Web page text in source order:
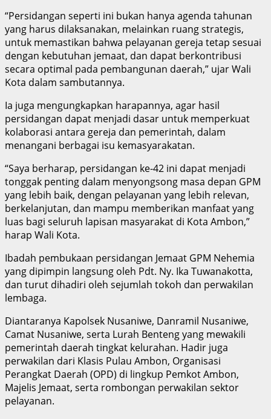
“Persidangan seperti ini bukan hanya agenda tahunan
yang harus dilaksanakan, melainkan ruang strategis,
untuk memastikan bahwa pelayanan gereja tetap sesuai
dengan kebutuhan jemaat, dan dapat berkontribusi
secara optimal pada pembangunan daerah,” ujar Wali
Kota dalam sambutannya.
Ia juga mengungkapkan harapannya, agar hasil
persidangan dapat menjadi dasar untuk memperkuat
kolaborasi antara gereja dan pemerintah, dalam
menangani berbagai isu kemasyarakatan.
“Saya berharap, persidangan ke-42 ini dapat menjadi
tonggak penting dalam menyongsong masa depan GPM
yang lebih baik, dengan pelayanan yang lebih relevan,
berkelanjutan, dan mampu memberikan manfaat yang
luas bagi seluruh lapisan masyarakat di Kota Ambon,”
harap Wali Kota.
Ibadah pembukaan persidangan Jemaat GPM Nehemia
yang dipimpin langsung oleh Pdt. Ny. Ika Tuwanakotta,
dan turut dihadiri oleh sejumlah tokoh dan perwakilan
lembaga.
Diantaranya Kapolsek Nusaniwe, Danramil Nusaniwe,
Camat Nusaniwe, serta Lurah Benteng yang mewakili
pemerintah daerah tingkat kelurahan. Hadir juga
perwakilan dari Klasis Pulau Ambon, Organisasi
Perangkat Daerah (OPD) di lingkup Pemkot Ambon,
Majelis Jemaat, serta rombongan perwakilan sektor
pelayanan.